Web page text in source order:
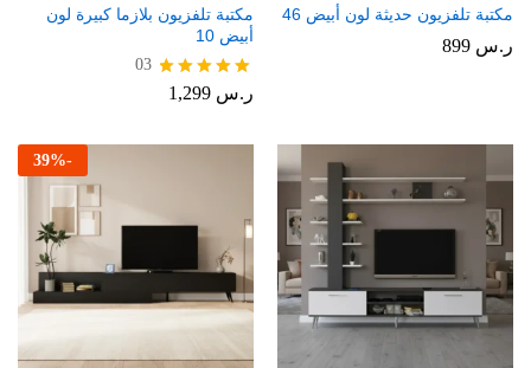
مكتبة تلفزيون حديثة لون أبيض 46
ر.س
مكتبة تلفزيون بلازما كبيرة لون
أبيض 10
تم التقييم
03
ر.س
-
39%